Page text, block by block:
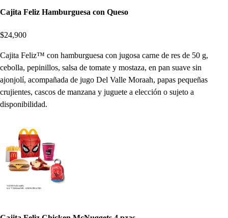
Cajita Feliz Hamburguesa con Queso
$24,900
Cajita Feliz™ con hamburguesa con jugosa carne de res de 50 g,
cebolla, pepinillos, salsa de tomate y mostaza, en pan suave sin
ajonjolí, acompañada de jugo Del Valle Moraah, papas pequeñas
crujientes, cascos de manzana y juguete a elección o sujeto a
disponibilidad.